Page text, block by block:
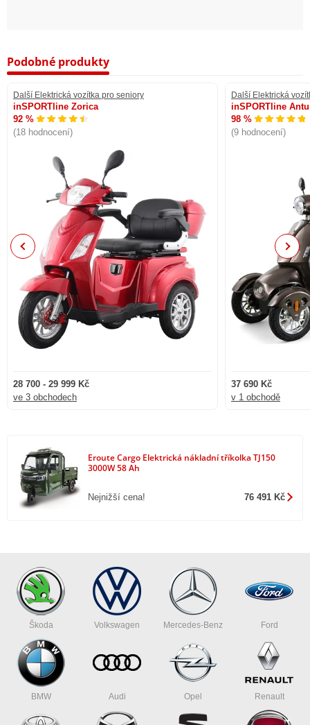
Podobné produkty
Další Elektrická vozítka pro seniory
inSPORTline Zorica
92 %
(18 hodnocení)
28 700 - 29 999 Kč
ve 3 obchodech
Další Elektrická
inSPORTline
98 %
(9 hodnocení)
37 690 Kč
v 1 obchodě
Previous Next
Eroute Cargo Elektrická nákladní tříkolka TJ150
3000W 58 Ah
Nejnižší cena! 76 491 Kč
Škoda Volkswagen Mercedes-Benz Ford
BMW Audi Opel Renault